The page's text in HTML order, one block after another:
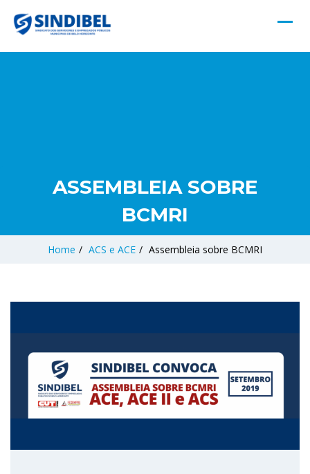
ASSEMBLEIA SOBRE
BCMRI
Home / ACS e ACE / Assembleia sobre BCMRI